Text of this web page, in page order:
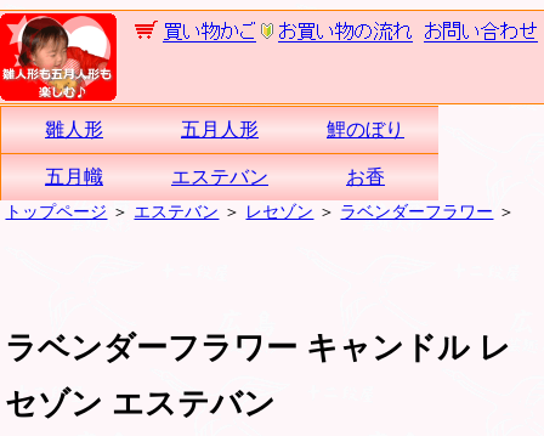
雛人形 五月人形 鯉のぼり
五月幟 エステバン お香
トップページ ＞ エステバン ＞ レセゾン ＞ ラベンダーフラワー ＞
ラベンダーフラワー キャンドル レ
セゾン エステバン